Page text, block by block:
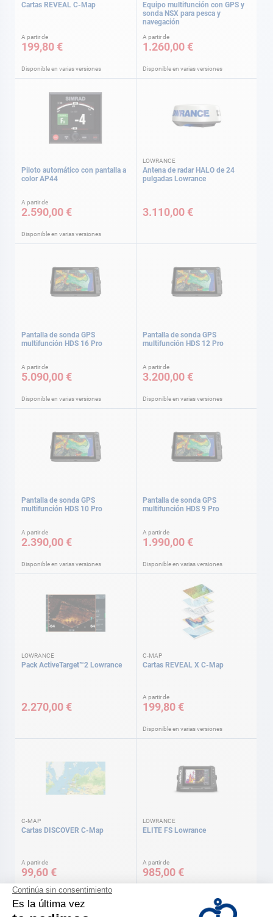
Cartas REVEAL C-Map
A partir de
199,80 €
Disponible en varias versiones
Equipo multifunción con GPS y
sonda NSX para pesca y
navegación
A partir de
1.260,00 €
Disponible en varias versiones
Piloto automático con pantalla a
color AP44
A partir de
2.590,00 €
Disponible en varias versiones
LOWRANCE
Antena de radar HALO de 24
pulgadas Lowrance
3.110,00 €
Pantalla de sonda GPS
multifunción HDS 16 Pro
A partir de
5.090,00 €
Disponible en varias versiones
Pantalla de sonda GPS
multifunción HDS 12 Pro
A partir de
3.200,00 €
Disponible en varias versiones
Pantalla de sonda GPS
multifunción HDS 10 Pro
A partir de
2.390,00 €
Disponible en varias versiones
Pantalla de sonda GPS
multifunción HDS 9 Pro
A partir de
1.990,00 €
Disponible en varias versiones
LOWRANCE
Pack ActiveTarget™2 Lowrance
2.270,00 €
C-MAP
Cartas REVEAL X C-Map
A partir de
199,80 €
Disponible en varias versiones
C-MAP
Cartas DISCOVER C-Map
A partir de
99,60 €
Disponible en varias versiones
LOWRANCE
ELITE FS Lowrance
A partir de
985,00 €